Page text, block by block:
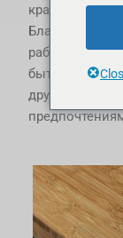
красного
Благодаря
работникам
быть
другим